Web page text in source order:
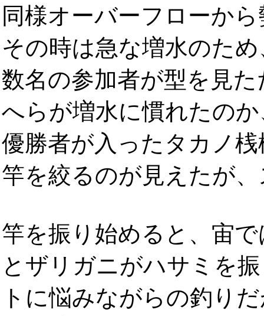
同様オーバーフローか
その時は急な増水のた
数名の参加者が型を見
へらが増水に慣れたの
優勝者が入ったタカノ
竿を絞るのが見えたが
竿を振り始めると、宙
とザリガニがハサミを
トに悩みながらの釣り